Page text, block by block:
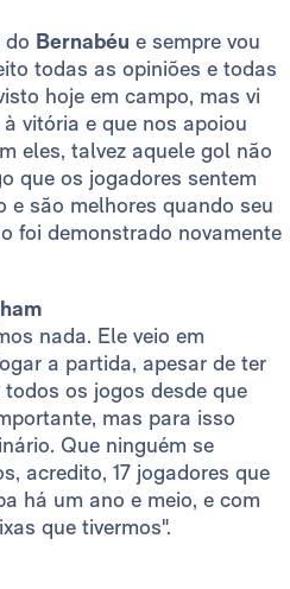
do Bernabéu e sempre vou
todas as opiniões e todas
hoje em campo, mas vi
vitória e que nos apoiou
eles, talvez aquele gol não
que os jogadores sentem
e são melhores quando seu
foi demonstrado novamente
nada. Ele veio em
a partida, apesar de ter
os jogos desde que
mas para isso
Que ninguém se
acredito, 17 jogadores que
há um ano e meio, e com
que tivermos".